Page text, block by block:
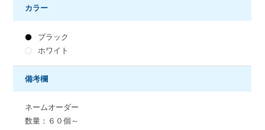
カラー
ブラック
ホワイト
備考欄
ネームオーダー
数量：６０個～